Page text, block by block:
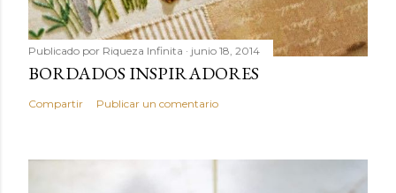
Publicado por Riqueza Infinita junio 18, 2014
BORDADOS INSPIRADORES
Compartir Publicar un comentario